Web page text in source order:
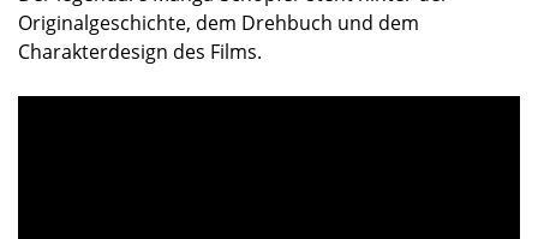
Originalgeschichte, dem Drehbuch und dem
Charakterdesign des Films.